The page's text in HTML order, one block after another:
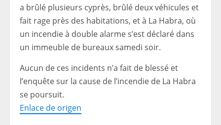
a brûlé plusieurs cyprès, brûlé deux véhicules et
fait rage près des habitations, et à La Habra, où
un incendie à double alarme s’est déclaré dans
un immeuble de bureaux samedi soir.
Aucun de ces incidents n’a fait de blessé et
l’enquête sur la cause de l’incendie de La Habra
se poursuit.
Enlace de origen